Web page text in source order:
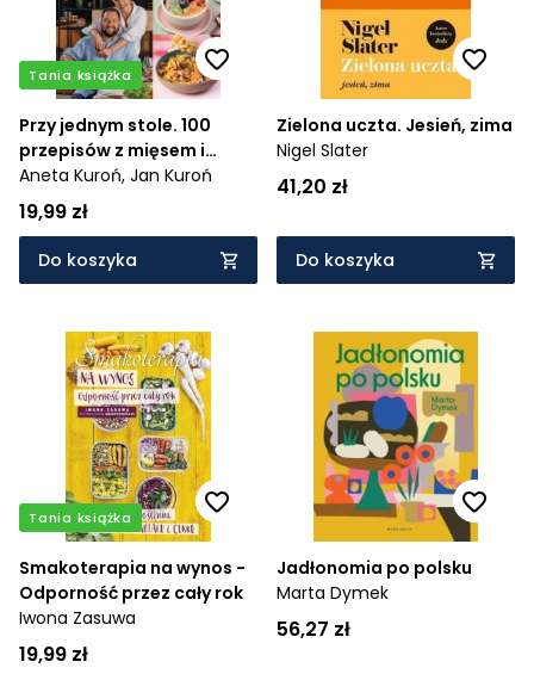
Tania książka
Przy jednym stole. 100
przepisów z mięsem i
wegańskich
Aneta Kuroń, Jan Kuroń
19,99 zł
Do koszyka
Zielona uczta. Jesień, zima
Nigel Slater
41,20 zł
Do koszyka
Tania książka
Smakoterapia na wynos -
Odporność przez cały rok
Iwona Zasuwa
19,99 zł
Jadłonomia po polsku
Marta Dymek
56,27 zł